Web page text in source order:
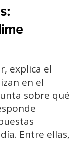
explica el
en el
sobre qué
Entre ellas,